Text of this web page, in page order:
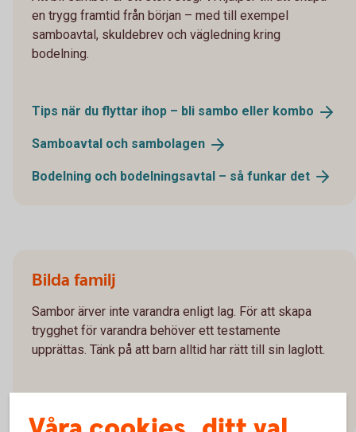
en trygg framtid från början – med till exempel
samboavtal, skuldebrev och vägledning kring
bodelning.
Tips när du flyttar ihop – bli sambo eller kombo
Samboavtal och sambolagen
Bodelning och bodelningsavtal – så funkar det
Bilda familj
Sambor ärver inte varandra enligt lag. För att skapa
trygghet för varandra behöver ett testamente
upprättas. Tänk på att barn alltid har rätt till sin laglott.